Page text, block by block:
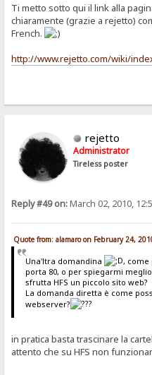
Ti metto sotto qui il link alla
chiaramente (grazie a rejetto)
French.
http://www.rejetto.com/wiki/
rejetto
Administrator
Tireless poster
Reply #49 on:March 02, 2010,
Quote from: alamaro on February 24,
Una'ltra domandina
, come
porta 80, o per spiegarmi
sfrutta HFS un piccolo sito web?
La domanda diretta è come
webserver?
in pratica basta trascinare la
attento che su HFS non